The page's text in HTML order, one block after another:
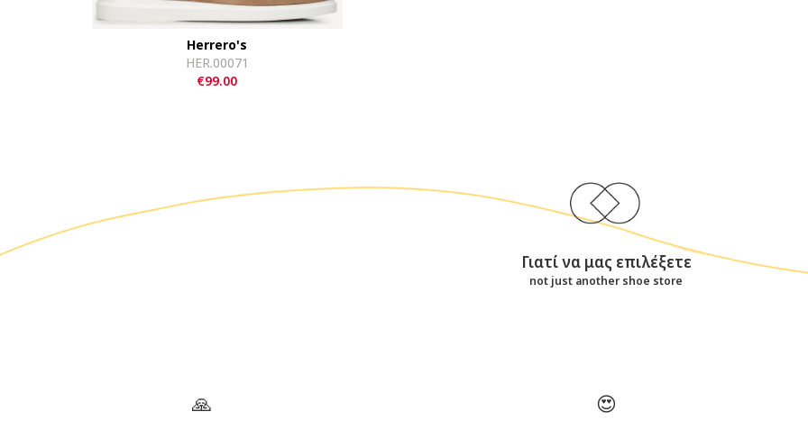
Herrero's
HER.00071
€99.00
Γιατί να μας επιλέξετε
not just another shoe store
🙏 😍